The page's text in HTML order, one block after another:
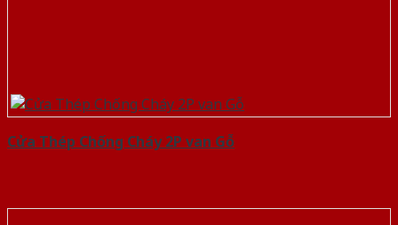
Cửa Thép Chống Cháy 2P van Gỗ